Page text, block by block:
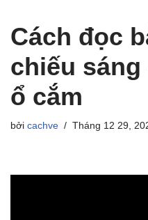
Cách đọc
chiếu sáng
ổ cắm
bởi cachve Tháng 12 29,